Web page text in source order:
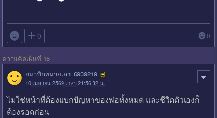
 0 0
ความคิดเห็นที่ 15
สมาชิกหมายเลข 6939219
10 เมษายน 2569 เวลา 21:56:32 น.
ไม่ใช่หน้าที่ต้องแบกปัญหาของพ่อทั้งหมด และชีวิตตัวเองก็
ต้องรอดก่อน